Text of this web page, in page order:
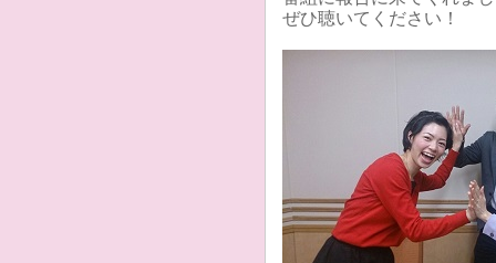
ぜひ聴いてください！